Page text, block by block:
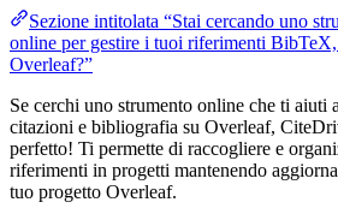
Sezione intitolata “Stai cercando uno
online per gestire i tuoi riferimenti BibTeX,
Overleaf?”
Se cerchi uno strumento online che ti aiuti
citazioni e bibliografia su Overleaf,
perfetto! Ti permette di raccogliere e
riferimenti in progetti mantenendo
tuo progetto Overleaf.